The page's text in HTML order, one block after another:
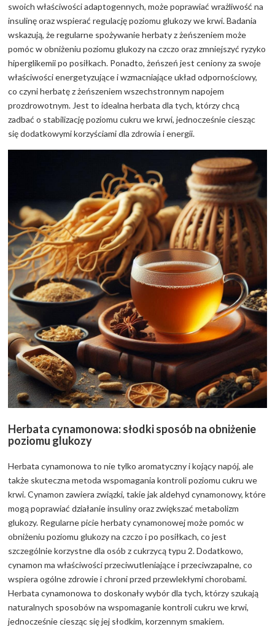
swoich właściwości adaptogennych, może poprawiać wrażliwość na
insulinę oraz wspierać regulację poziomu glukozy we krwi. Badania
wskazują, że regularne spożywanie herbaty z żeńszeniem może
pomóc w obniżeniu poziomu glukozy na czczo oraz zmniejszyć ryzyko
hiperglikemii po posiłkach. Ponadto, żeńszeń jest ceniony za swoje
właściwości energetyzujące i wzmacniające układ odpornościowy,
co czyni herbatę z żeńszeniem wszechstronnym napojem
prozdrowotnym. Jest to idealna herbata dla tych, którzy chcą
zadbać o stabilizację poziomu cukru we krwi, jednocześnie ciesząc
się dodatkowymi korzyściami dla zdrowia i energii.
Herbata cynamonowa: słodki sposób na obniżenie
poziomu glukozy
Herbata cynamonowa to nie tylko aromatyczny i kojący napój, ale
także skuteczna metoda wspomagania kontroli poziomu cukru we
krwi. Cynamon zawiera związki, takie jak aldehyd cynamonowy, które
mogą poprawiać działanie insuliny oraz zwiększać metabolizm
glukozy. Regularne picie herbaty cynamonowej może pomóc w
obniżeniu poziomu glukozy na czczo i po posiłkach, co jest
szczególnie korzystne dla osób z cukrzycą typu 2. Dodatkowo,
cynamon ma właściwości przeciwutleniające i przeciwzapalne, co
wspiera ogólne zdrowie i chroni przed przewlekłymi chorobami.
Herbata cynamonowa to doskonały wybór dla tych, którzy szukają
naturalnych sposobów na wspomaganie kontroli cukru we krwi,
jednocześnie ciesząc się jej słodkim, korzennym smakiem.